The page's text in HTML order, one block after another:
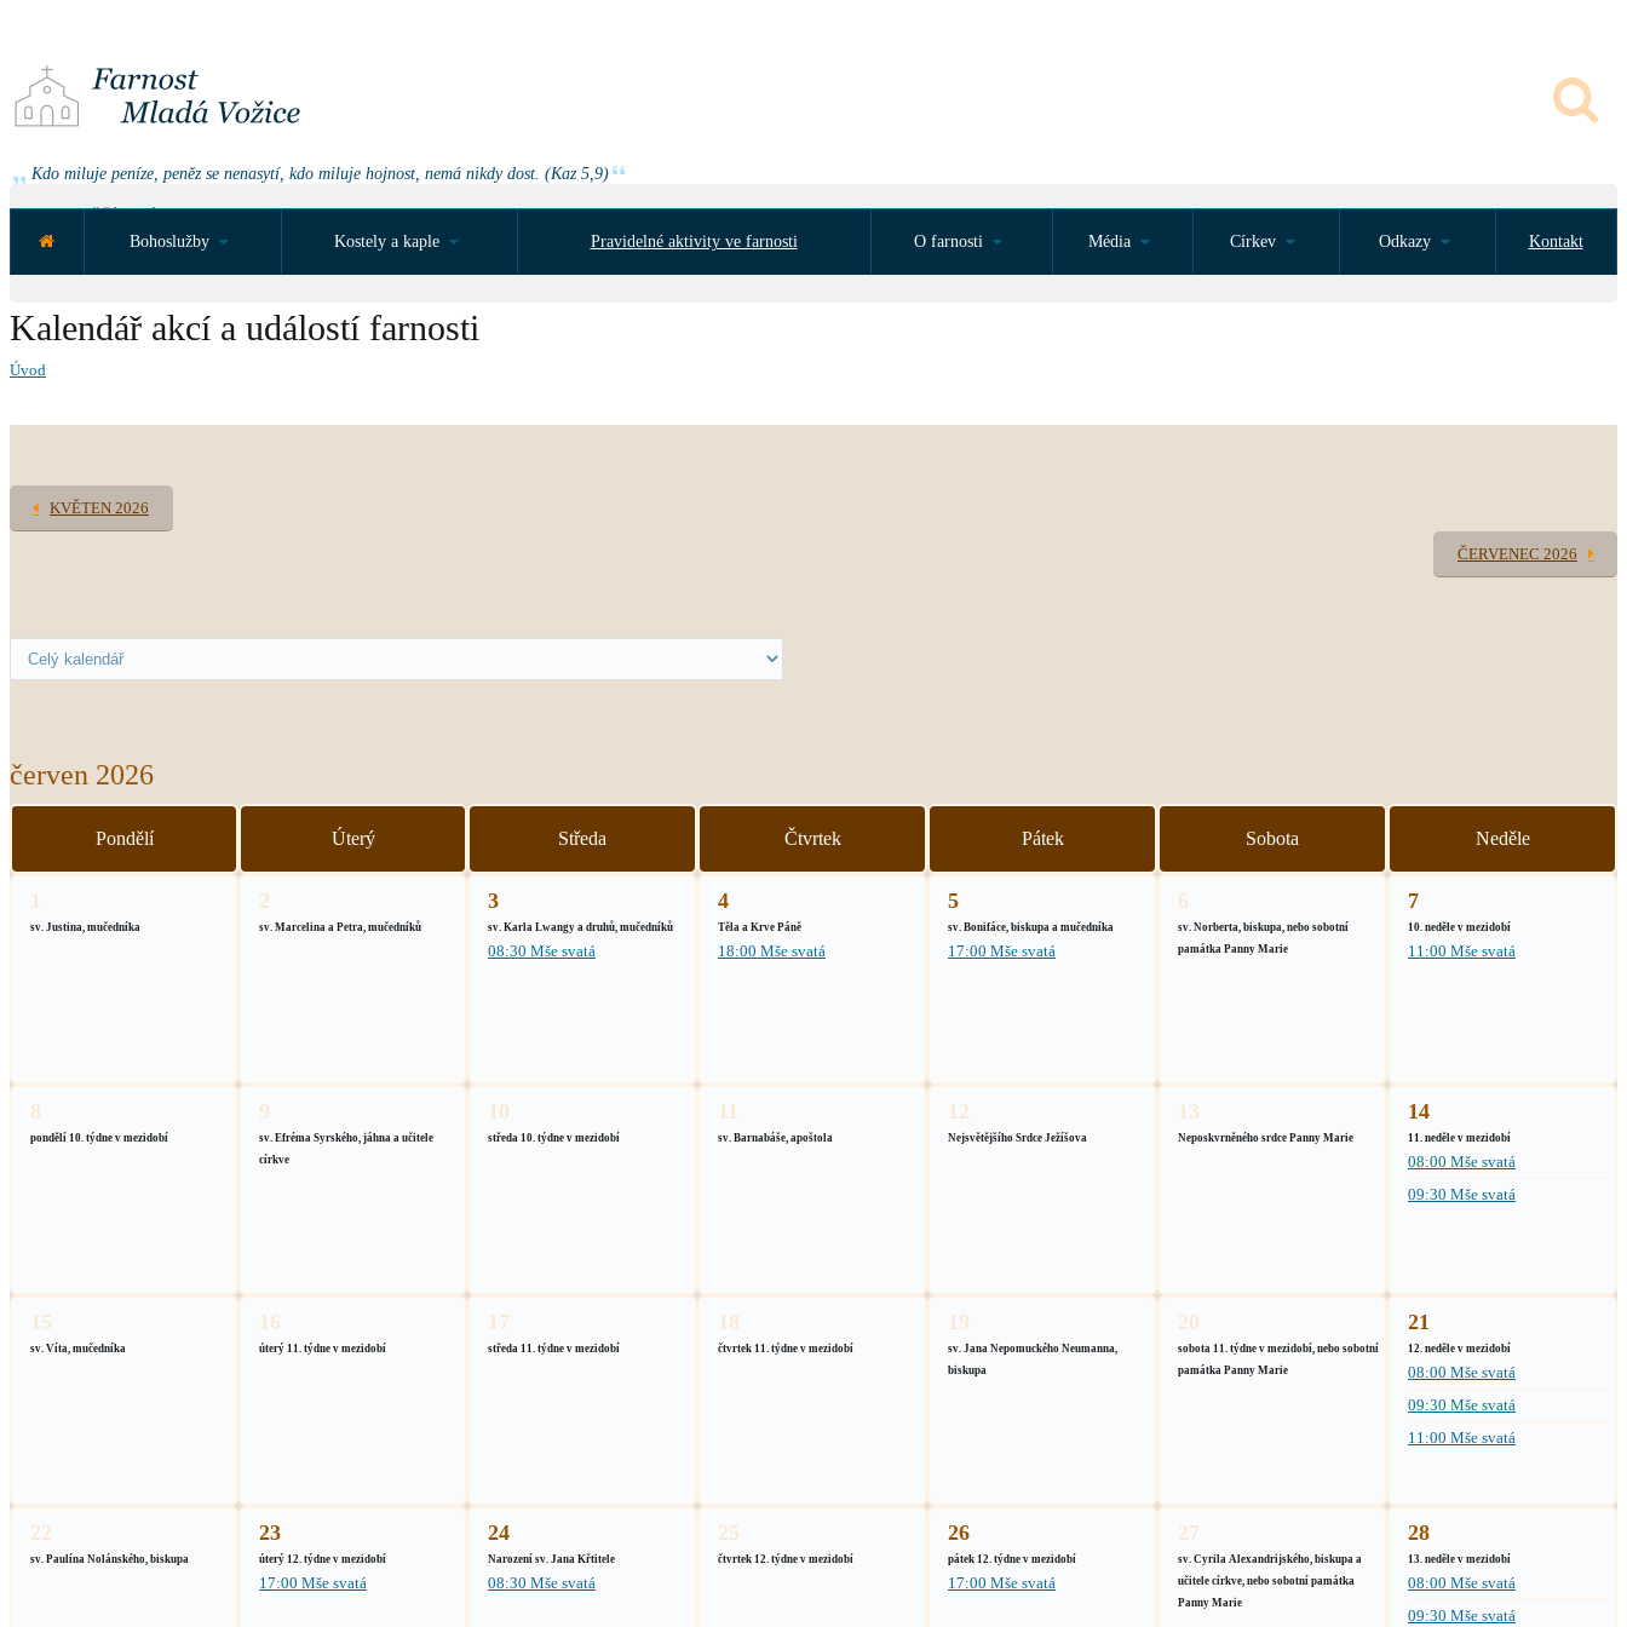
Kdo miluje peníze, peněz se nenasytí, kdo miluje hojnost, nemá nikdy dost. (Kaz 5,9)
Bohoslužby
Kostely a kaple Pravidelné aktivity ve farnosti O farnosti Média Církev Odkazy Kontakt
Kalendář akcí a událostí farnosti
Úvod
KVĚTEN 2026
ČERVENEC 2026
červen 2026
Pondělí Úterý Středa Čtvrtek Pátek Sobota Neděle
1
sv. Justina, mučedníka
2
sv. Marcelina a Petra, mučedníků
3
sv. Karla Lwangy a druhů, mučedníků
08:30 Mše svatá
4
Těla a Krve Páně
18:00 Mše svatá
5
sv. Bonifáce, biskupa a mučedníka
17:00 Mše svatá
6
sv. Norberta, biskupa, nebo sobotní
památka Panny Marie
7
10. neděle v mezidobí
11:00 Mše svatá
8
pondělí 10. týdne v mezidobí
9
sv. Efréma Syrského, jáhna a učitele
církve
10
středa 10. týdne v mezidobí
11
sv. Barnabáše, apoštola
12
Nejsvětějšího Srdce Ježíšova
13
Neposkvrněného srdce Panny Marie
14
11. neděle v mezidobí
08:00 Mše svatá
09:30 Mše svatá
15
sv. Víta, mučedníka
16
úterý 11. týdne v mezidobí
17
středa 11. týdne v mezidobí
18
čtvrtek 11. týdne v mezidobí
19
sv. Jana Nepomuckého Neumanna,
biskupa
20
sobota 11. týdne v mezidobí, nebo sobotní
památka Panny Marie
21
12. neděle v mezidobí
08:00 Mše svatá
09:30 Mše svatá
11:00 Mše svatá
22
sv. Paulína Nolánského, biskupa
23
úterý 12. týdne v mezidobí
17:00 Mše svatá
24
Narození sv. Jana Křtitele
08:30 Mše svatá
25
čtvrtek 12. týdne v mezidobí
26
pátek 12. týdne v mezidobí
17:00 Mše svatá
27
sv. Cyrila Alexandrijského, biskupa a
učitele církve, nebo sobotní památka
Panny Marie
28
13. neděle v mezidobí
08:00 Mše svatá
09:30 Mše svatá